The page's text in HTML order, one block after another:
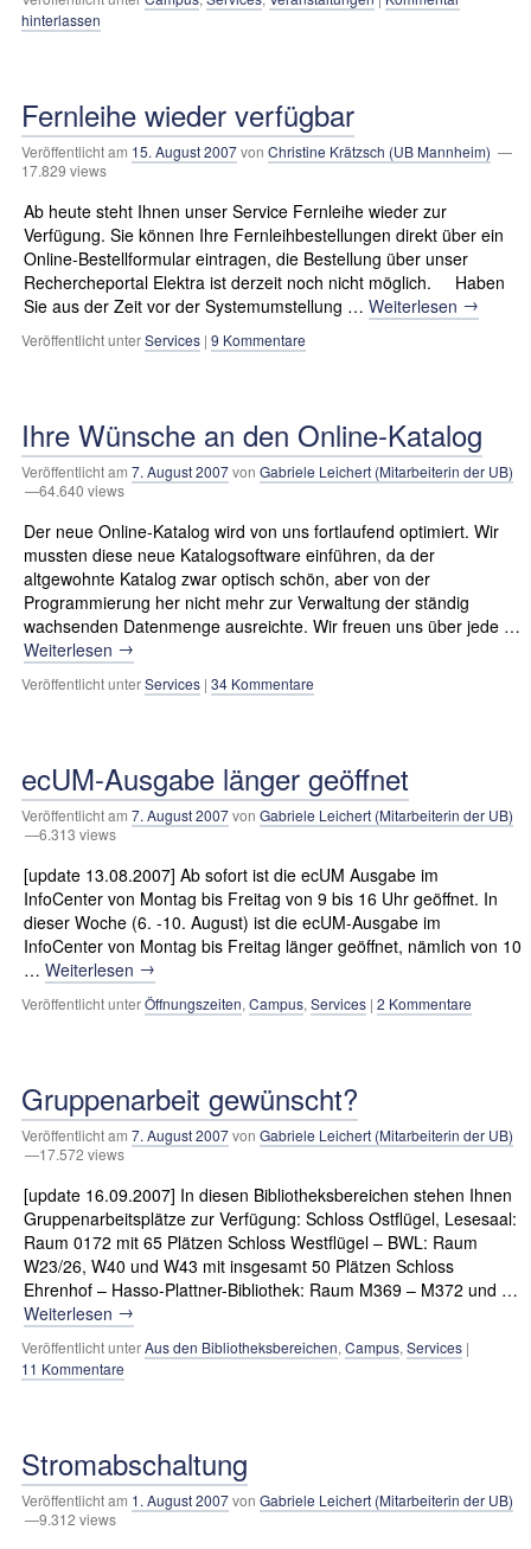
hinterlassen
Fernleihe wieder verfügbar
Veröffentlicht am 15. August 2007von Christine Krätzsch (UB Mannheim) —
17.829 views
Ab heute steht Ihnen unser Service Fernleihe wieder zur
Verfügung. Sie können Ihre Fernleihbestellungen direkt über ein
Online-Bestellformular eintragen, die Bestellung über unser
Rechercheportal Elektra ist derzeit noch nicht möglich. Haben
Sie aus der Zeit vor der Systemumstellung … Weiterlesen →
Veröffentlicht unterServices | 9 Kommentare
Ihre Wünsche an den Online-Katalog
Veröffentlicht am 7. August 2007von Gabriele Leichert (Mitarbeiterin der UB)
—64.640 views
Der neue Online-Katalog wird von uns fortlaufend optimiert. Wir
mussten diese neue Katalogsoftware einführen, da der
altgewohnte Katalog zwar optisch schön, aber von der
Programmierung her nicht mehr zur Verwaltung der ständig
wachsenden Datenmenge ausreichte. Wir freuen uns über jede …
Weiterlesen →
Veröffentlicht unterServices | 34 Kommentare
ecUM-Ausgabe länger geöffnet
Veröffentlicht am 7. August 2007von Gabriele Leichert (Mitarbeiterin der UB)
—6.313 views
[update 13.08.2007] Ab sofort ist die ecUM Ausgabe im
InfoCenter von Montag bis Freitag von 9 bis 16 Uhr geöffnet. In
dieser Woche (6. -10. August) ist die ecUM-Ausgabe im
InfoCenter von Montag bis Freitag länger geöffnet, nämlich von 10
… Weiterlesen →
Veröffentlicht unterÖffnungszeiten, Campus, Services | 2 Kommentare
Gruppenarbeit gewünscht?
Veröffentlicht am 7. August 2007von Gabriele Leichert (Mitarbeiterin der UB)
—17.572 views
[update 16.09.2007] In diesen Bibliotheksbereichen stehen Ihnen
Gruppenarbeitsplätze zur Verfügung: Schloss Ostflügel, Lesesaal:
Raum 0172 mit 65 Plätzen Schloss Westflügel – BWL: Raum
W23/26, W40 und W43 mit insgesamt 50 Plätzen Schloss
Ehrenhof – Hasso-Plattner-Bibliothek: Raum M369 – M372 und …
Weiterlesen →
Veröffentlicht unterAus den Bibliotheksbereichen, Campus, Services |
11 Kommentare
Stromabschaltung
Veröffentlicht am 1. August 2007von Gabriele Leichert (Mitarbeiterin der UB)
—9.312 views